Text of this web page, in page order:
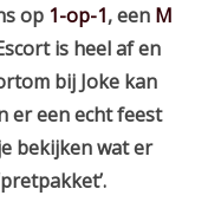
op 1-op-1, een M
is heel af en
bij Joke kan
er een echt feest
bekijken wat er